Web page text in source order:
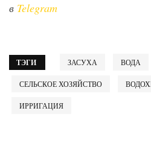
в Telegram
ТЭГИ ЗАСУХА ВОДА
СЕЛЬСКОЕ ХОЗЯЙСТВО
ИРРИГАЦИЯ